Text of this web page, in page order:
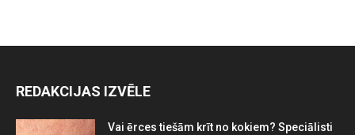
REDAKCIJAS IZVĒLE
Vai ērces tiešām krīt no kokiem? Speciālisti